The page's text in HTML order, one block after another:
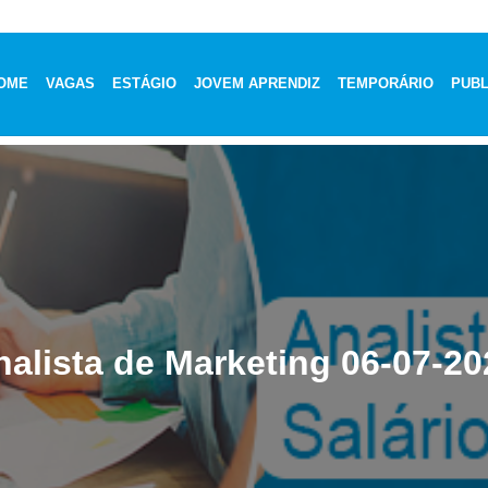
VAGAS ESTÁGIO JOVEM APRENDIZ TEMPORÁRIO
de Marketing 06-07-